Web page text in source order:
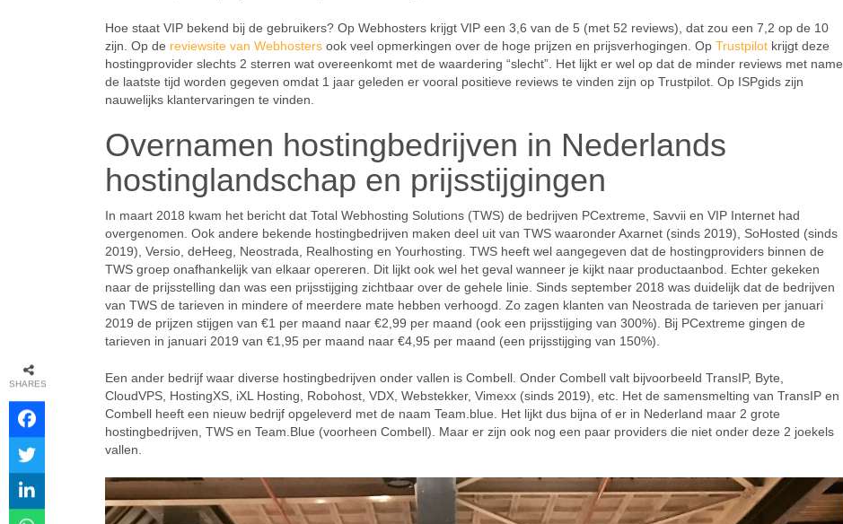
Hoe staat VIP bekend bij de gebruikers? Op Webhosters krijgt VIP een 3,6 van de 5 (met 52 reviews), dat zou een 7,2 op de 10
zijn. Op de reviewsite van Webhosters ook veel opmerkingen over de hoge prijzen en prijsverhogingen. Op Trustpilot krijgt deze
hostingprovider slechts 2 sterren wat overeenkomt met de waardering “slecht”. Het lijkt er wel op dat de minder reviews met name
de laatste tijd worden gegeven omdat 1 jaar geleden er vooral positieve reviews te vinden zijn op Trustpilot. Op ISPgids zijn
nauwelijks klantervaringen te vinden.
Overnamen hostingbedrijven in Nederlands
hostinglandschap en prijsstijgingen
In maart 2018 kwam het bericht dat Total Webhosting Solutions (TWS) de bedrijven PCextreme, Savvii en VIP Internet had
overgenomen. Ook andere bekende hostingbedrijven maken deel uit van TWS waaronder Axarnet (sinds 2019), SoHosted (sinds
2019), Versio, deHeeg, Neostrada, Realhosting en Yourhosting. TWS heeft wel aangegeven dat de hostingproviders binnen de
TWS groep onafhankelijk van elkaar opereren. Dit lijkt ook wel het geval wanneer je kijkt naar productaanbod. Echter gekeken
naar de prijsstelling dan was een prijsstijging zichtbaar over de gehele linie. Sinds september 2018 was duidelijk dat de bedrijven
van TWS de tarieven in mindere of meerdere mate hebben verhoogd. Zo zagen klanten van Neostrada de tarieven per januari
2019 de prijzen stijgen van €1 per maand naar €2,99 per maand (ook een prijsstijging van 300%). Bij PCextreme gingen de
tarieven in januari 2019 van €1,95 per maand naar €4,95 per maand (een prijsstijging van 150%).
Een ander bedrijf waar diverse hostingbedrijven onder vallen is Combell. Onder Combell valt bijvoorbeeld TransIP, Byte,
CloudVPS, HostingXS, iXL Hosting, Robohost, VDX, Webstekker, Vimexx (sinds 2019), etc. Het de samensmelting van TransIP en
Combell heeft een nieuw bedrijf opgeleverd met de naam Team.blue. Het lijkt dus bijna of er in Nederland maar 2 grote
hostingbedrijven, TWS en Team.Blue (voorheen Combell). Maar er zijn ook nog een paar providers die niet onder deze 2 joekels
vallen.
SHARES